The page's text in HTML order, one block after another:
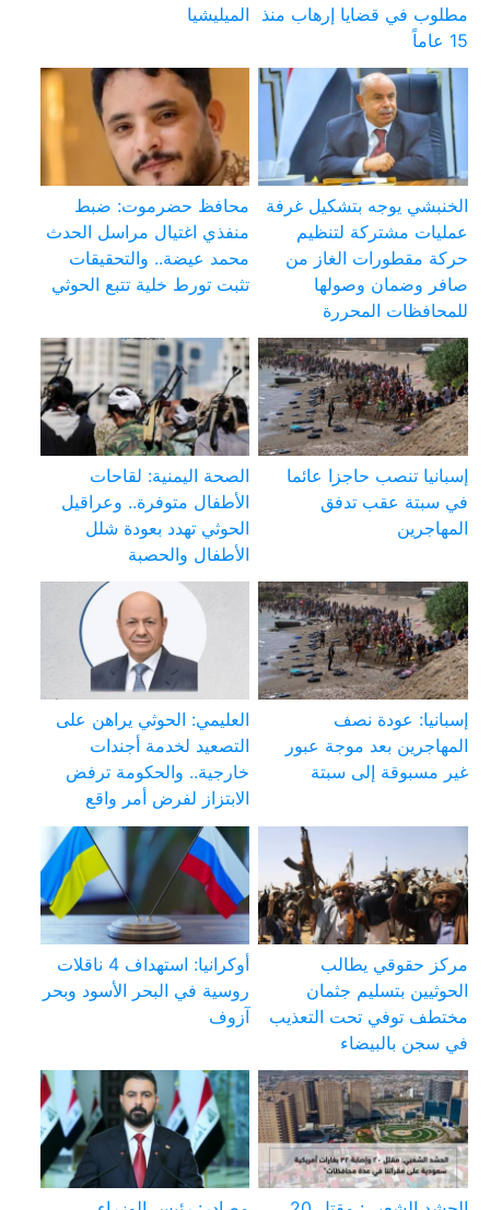
مطلوب في قضايا إرهاب منذ
15 عاماً
الميليشيا
الخنبشي يوجه بتشكيل غرفة
عمليات مشتركة لتنظيم
حركة مقطورات الغاز من
صافر وضمان وصولها
للمحافظات المحررة
محافظ حضرموت: ضبط
منفذي اغتيال مراسل الحدث
محمد عيضة.. والتحقيقات
تثبت تورط خلية تتبع الحوثي
إسبانيا تنصب حاجزا عائما
في سبتة عقب تدفق
المهاجرين
الصحة اليمنية: لقاحات
الأطفال متوفرة.. وعراقيل
الحوثي تهدد بعودة شلل
الأطفال والحصبة
إسبانيا: عودة نصف
المهاجرين بعد موجة عبور
غير مسبوقة إلى سبتة
العليمي: الحوثي يراهن على
التصعيد لخدمة أجندات
خارجية.. والحكومة ترفض
الابتزاز لفرض أمر واقع
مركز حقوقي يطالب
الحوثيين بتسليم جثمان
مختطف توفي تحت التعذيب
في سجن بالبيضاء
أوكرانيا: استهداف 4 ناقلات
روسية في البحر الأسود وبحر
آزوف